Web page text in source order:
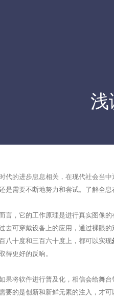
浅
的进步息息相关，在现代社会当中
是需要不断地努力和尝试。了解全
，它的工作原理是进行真实图像的
去可穿戴设备上的应用，通过裸眼
八十度和三百六十度上，都可以实现
得更好的反响。
将软件进行普及化，相信会给舞台
要的是创新和新鲜元素的注入，才